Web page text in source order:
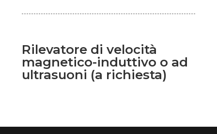
Rilevatore di velocità
magnetico-induttivo o ad
ultrasuoni (a richiesta)